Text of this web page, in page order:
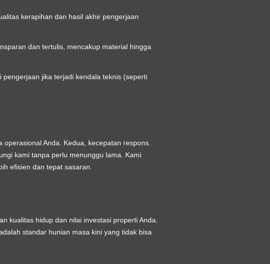
kerapihan dan hasil akhir pengerjaan
dan tertulis, mencakup material hingga
jika terjadi kendala teknis (seperti
Anda. Kedua, kecepatan respons.
kami tanpa perlu menunggu lama. Kami
efisien dan tepat sasaran.
kualitas hidup dan nilai investasi properti Anda.
standar hunian masa kini yang tidak bisa